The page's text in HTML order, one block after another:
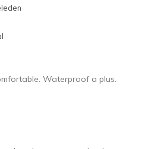
Into Shoes
Waterproof a plus.